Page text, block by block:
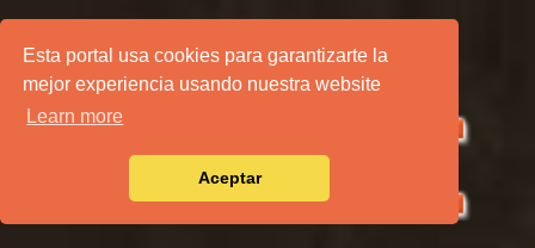
Esta portal usa cookies para garantizarte la
mejor experiencia usando nuestra website
Learn more
Aceptar
PÁGINA PRINCIPAL